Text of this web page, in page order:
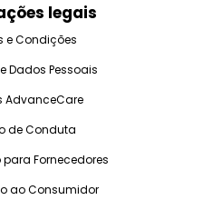
legais
e Condições
Dados Pessoais
AdvanceCare
de Conduta
Fornecedores
ao Consumidor